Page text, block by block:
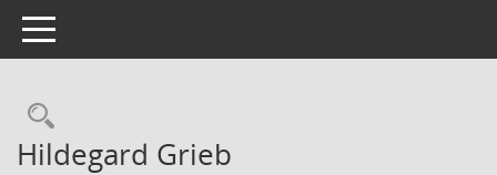
Toggle navigation
Rechercheauswahl
Hildegard Grieb